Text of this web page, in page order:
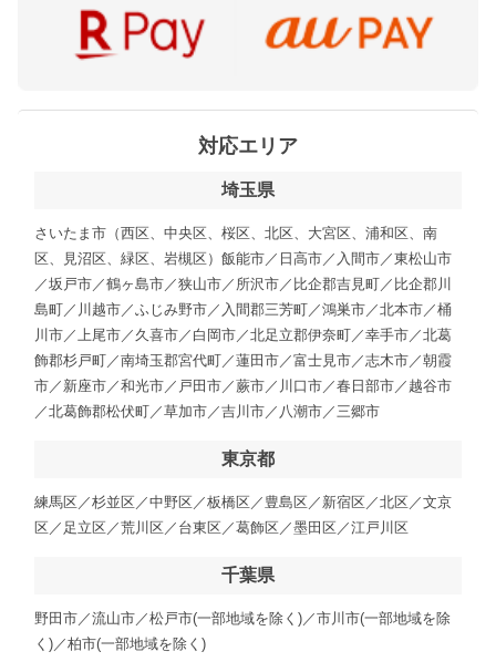
対応エリア
埼玉県
さいたま市（西区、中央区、桜区、北区、大宮区、浦和区、南
区、見沼区、緑区、岩槻区）飯能市／日高市／入間市／東松山市
／坂戸市／鶴ヶ島市／狭山市／所沢市／比企郡吉見町／比企郡川
島町／川越市／ふじみ野市／入間郡三芳町／鴻巣市／北本市／桶
川市／上尾市／久喜市／白岡市／北足立郡伊奈町／幸手市／北葛
飾郡杉戸町／南埼玉郡宮代町／蓮田市／富士見市／志木市／朝霞
市／新座市／和光市／戸田市／蕨市／川口市／春日部市／越谷市
／北葛飾郡松伏町／草加市／吉川市／八潮市／三郷市
東京都
練馬区／杉並区／中野区／板橋区／豊島区／新宿区／北区／文京
区／足立区／荒川区／台東区／葛飾区／墨田区／江戸川区
千葉県
野田市／流山市／松戸市(一部地域を除く)／市川市(一部地域を除
く)／柏市(一部地域を除く)